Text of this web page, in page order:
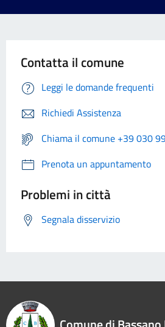
Contatta il comune
Leggi le domande frequenti
Richiedi Assistenza
Chiama il comune +39 030
Prenota un appuntamento
Problemi in città
Segnala disservizio